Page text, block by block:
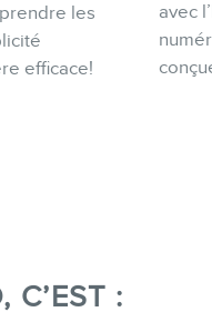
les
efficace!
avec
C’EST :